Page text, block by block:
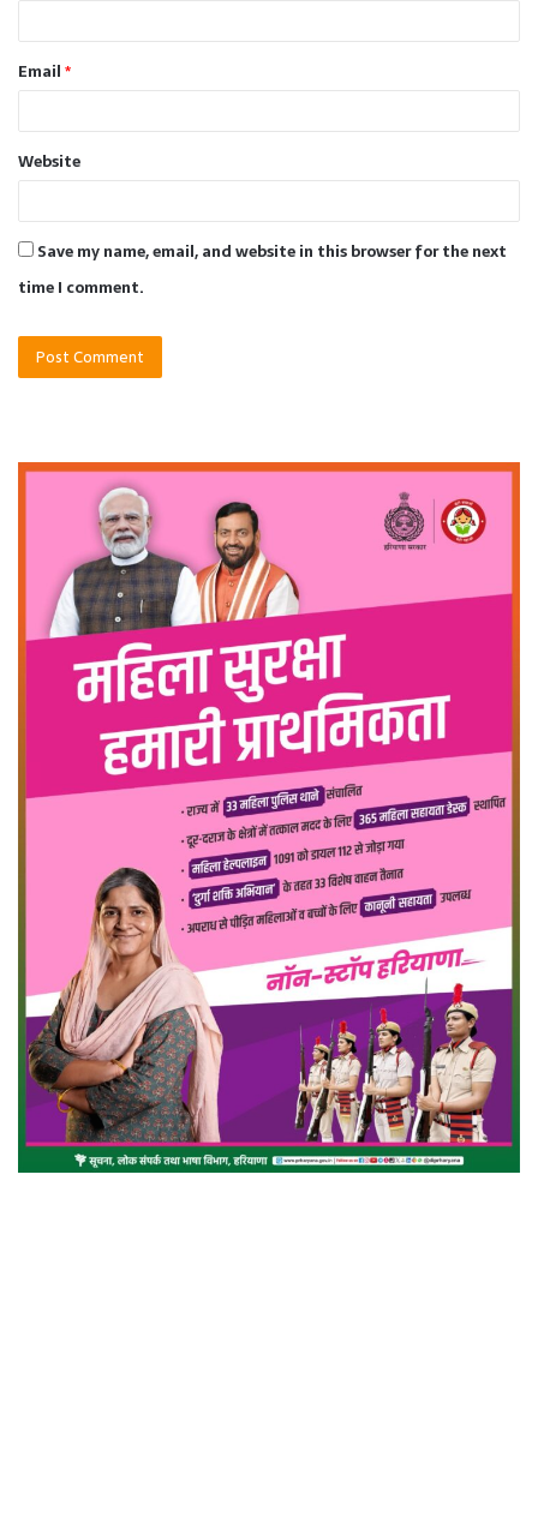
Email*
Website
Save my name, email, and website in this browser for the next
time I comment.